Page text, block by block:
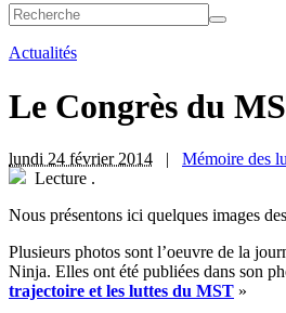
Actualités
Le Congrès du
lundi 24 février 2014 | Mémoire des
Lecture .
Nous présentons ici quelques images
Plusieurs photos sont l’oeuvre de la
Ninja. Elles ont été publiées dans son
trajectoire et les luttes du MST »